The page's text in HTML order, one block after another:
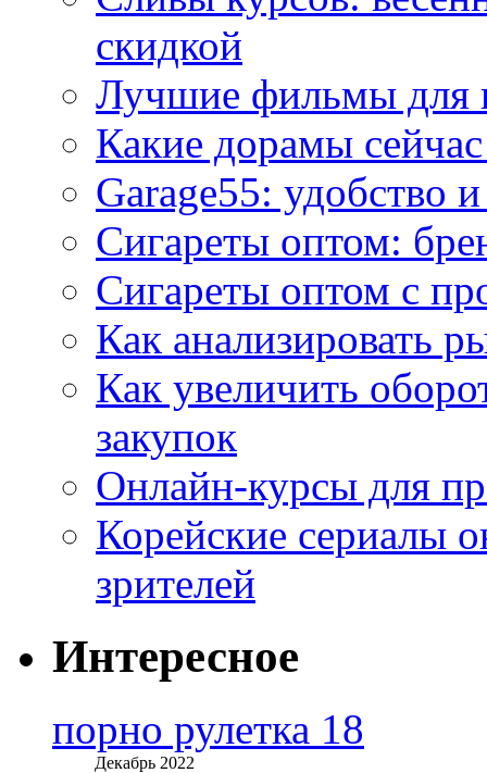
скидкой
Лучшие фильмы для
Какие дорамы
Garage55: удобство
Сигареты оптом:
Сигареты оптом с
Как анализировать
Как увеличить
закупок
Онлайн-курсы для
Корейские сериалы
зрителей
Интересное
порно рулетка 18
Декабрь 2022